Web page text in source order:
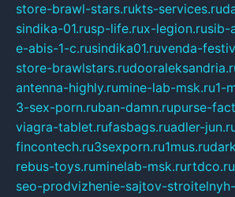
store-brawl-stars.rukts-services.ru
sindika-01.rusp-life.rux-legion.rusib-
e-abis-1-c.rusindika01.ruvenda-
store-brawlstars.ru
antenna-highly.rumine-lab-msk.ru1-
3-sex-porn.ruban-damn.rupurse-
viagra-tablet.rufasbags.ruadler-
fincontech.ru3sexporn.ru1mus.ru
rebus-toys.ruminelab-msk.rurtdco.ru
seo-prodvizhenie-sajtov-